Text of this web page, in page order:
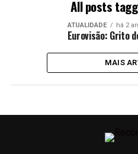
All posts
ATUALIDADE há 2
Eurovisão: Grito
MAIS